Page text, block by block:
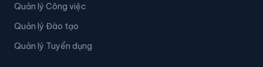
Quản lý Công việc
Quản lý Đào tạo
Quản lý Tuyển dụng